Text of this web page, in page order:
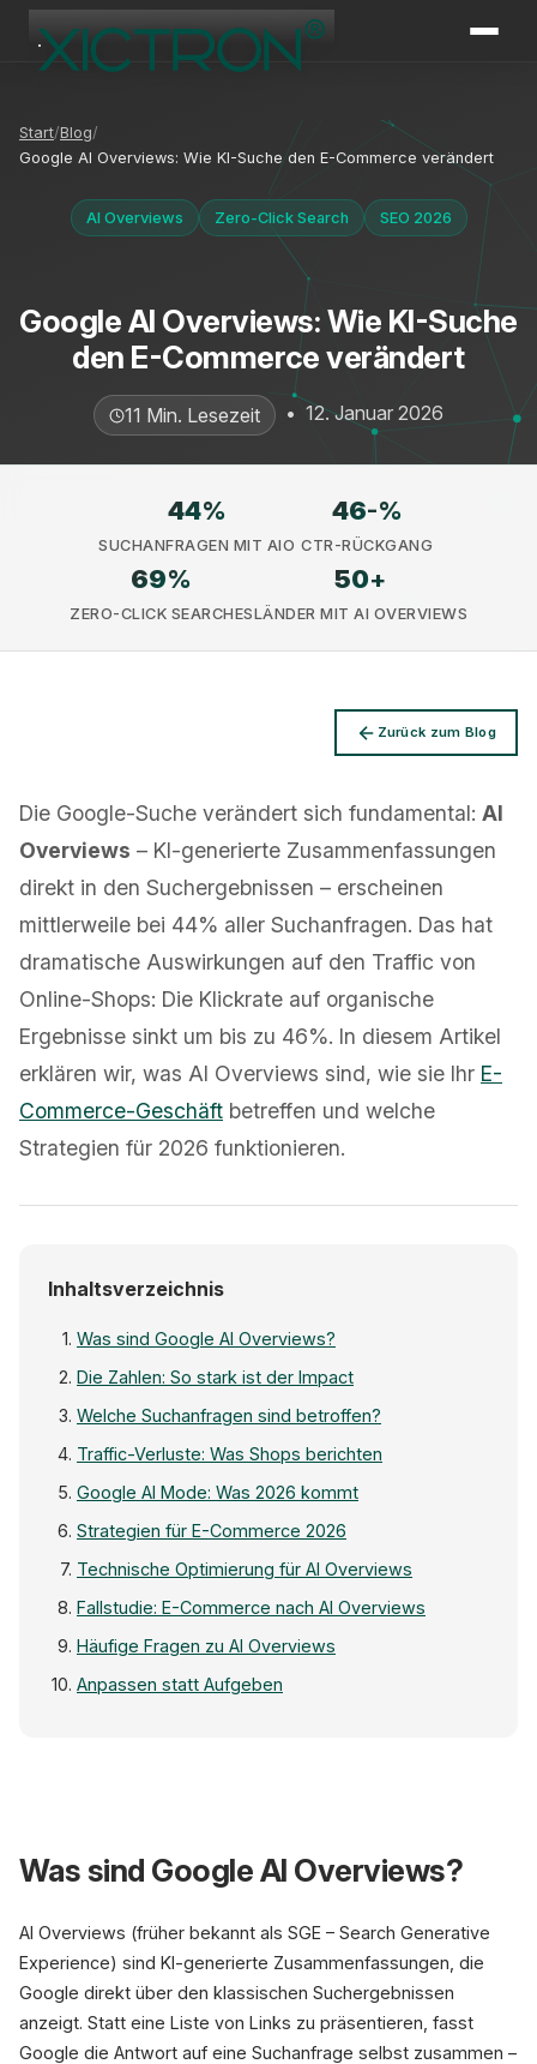
Start Blog
Google AI Overviews: Wie KI-Suche den E-Commerce verändert
AI Overviews Zero-Click Search SEO 2026
Google AI Overviews: Wie KI-Suche
den E-Commerce verändert
11 Min. Lesezeit • 12. Januar 2026
44%
SUCHANFRAGEN MIT AIO
46-%
CTR-RÜCKGANG
69%
ZERO-CLICK SEARCHES
50+
LÄNDER MIT AI OVERVIEWS
Zurück zum Blog
Die Google-Suche verändert sich fundamental: AI
Overviews – KI-generierte Zusammenfassungen
direkt in den Suchergebnissen – erscheinen
mittlerweile bei 44% aller Suchanfragen. Das hat
dramatische Auswirkungen auf den Traffic von
Online-Shops: Die Klickrate auf organische
Ergebnisse sinkt um bis zu 46%. In diesem Artikel
erklären wir, was AI Overviews sind, wie sie Ihr E-
Commerce-Geschäft betreffen und welche
Strategien für 2026 funktionieren.
Inhaltsverzeichnis
Was sind Google AI Overviews?
Die Zahlen: So stark ist der Impact
Welche Suchanfragen sind betroffen?
Traffic-Verluste: Was Shops berichten
Google AI Mode: Was 2026 kommt
Strategien für E-Commerce 2026
Technische Optimierung für AI Overviews
Fallstudie: E-Commerce nach AI Overviews
Häufige Fragen zu AI Overviews
Anpassen statt Aufgeben
AI AI Overview
Die besten Laufschuhe 2026 bieten
Laufschuhe Test 2026 | Die 10
Was sind Google AI Overviews?
AI Overviews (früher bekannt als SGE – Search Generative
Experience) sind KI-generierte Zusammenfassungen, die
Google direkt über den klassischen Suchergebnissen
anzeigt. Statt eine Liste von Links zu präsentieren, fasst
Google die Antwort auf eine Suchanfrage selbst zusammen –
XICTRON